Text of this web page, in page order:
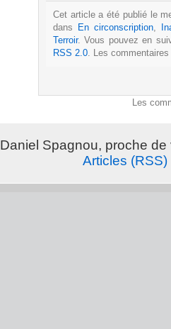
Cet article a été publié le
dans
En circonscription,
Terroir. Vous pouvez en
RSS 2.0. Les
Les
Daniel Spagnou, proche
Articles (RSS)